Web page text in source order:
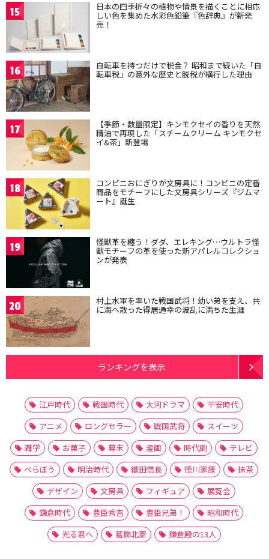
15 日本の四季折々の植物や情景を描くことに相応
しい色を集めた水彩色鉛筆『色辞典』が新発
売！
16 自転車を持つだけで税金？ 昭和まで続いた「自
転車税」の意外な歴史と脱税が横行した理由
17 【季節・数量限定】キンモクセイの香りを天然
精油で再現した「スチームクリーム キンモクセ
イ&茶」新登場
18 コンビニおにぎりが文房具に！コンビニの定番
商品をモチーフにした文房具シリーズ『ジムマ
ート』誕生
19 怪獣革を纏う！ダダ、エレキング…ウルトラ怪
獣モチーフの革を使った新アパレルコレクショ
ンが発表
20 村上水軍を率いた戦国武将！幼い弟を支え、共
に海へ散った得居通幸の波乱に満ちた生涯
ランキングを表示
江戸時代 戦国時代 大河ドラマ
平安時代
アニメ
ロングセラー 戦国武将
スイーツ
雑学
お菓子 幕末 漫画 時代劇
テレビ
べらぼう
明治時代 織田信長 徳川家康
抹茶
デザイン
文房具 フィギュア
展覧会
鎌倉時代
豊臣秀吉 豊臣兄弟！
昭和時代
光る君へ
葛飾北斎 鎌倉殿の13人